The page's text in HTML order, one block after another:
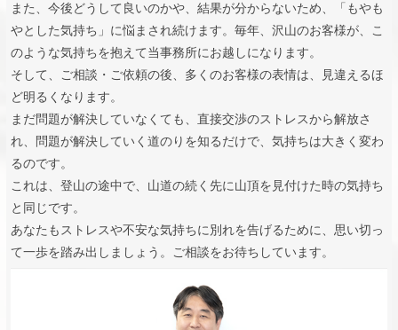
また、今後どうして良いのかや、結果が分からないため、「もやも
やとした気持ち」に悩まされ続けます。毎年、沢山のお客様が、こ
のような気持ちを抱えて当事務所にお越しになります。
そして、ご相談・ご依頼の後、多くのお客様の表情は、見違えるほ
ど明るくなります。
まだ問題が解決していなくても、直接交渉のストレスから解放さ
れ、問題が解決していく道のりを知るだけで、気持ちは大きく変わ
るのです。
これは、登山の途中で、山道の続く先に山頂を見付けた時の気持ち
と同じです。
あなたもストレスや不安な気持ちに別れを告げるために、思い切っ
て一歩を踏み出しましょう。ご相談をお待ちしています。